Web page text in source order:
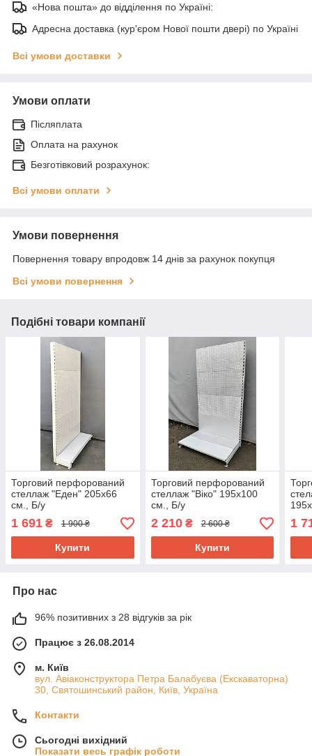
«Нова пошта» до відділення по Україні:
Адресна доставка (кур'єром Нової пошти двері) по Україні
Всі умови доставки
Умови оплати
Післяплата
Оплата на рахунок
Безготівковий розрахунок:
Всі умови оплати
Умови повернення
Повернення товару впродовж 14 днів за рахунок покупця
Всі умови повернення
Подібні товари компанії
Торговий перфорований
стеллаж "Еден" 205х66
см., Б/у
1 691 ₴ 1 900 ₴
Купити
Торговий перфорований
стеллаж "Віко" 195х100
см., Б/у
2 210₴ 2 600 ₴
Купити
1
Про нас
96% позитивних з 28 відгуків за рік
Працює з 26.08.2014
м. Київ
вул. Авіаконструктора Петра Балабуєва (Екскаваторна)
30, Святошинський район, Київ, Україна
Контакти
Сьогодні вихідний
Показати весь графік роботи